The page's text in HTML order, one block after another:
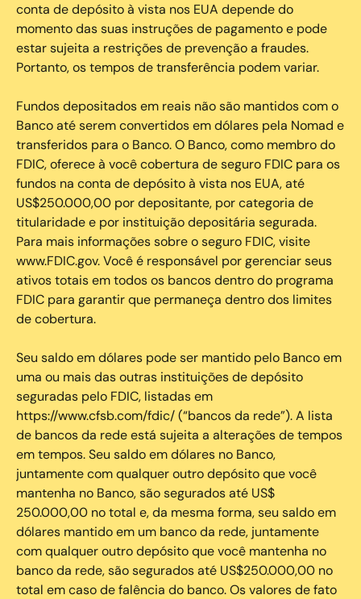
conta de depósito à vista nos EUA depende do
momento das suas instruções de pagamento e pode
estar sujeita a restrições de prevenção a fraudes.
Portanto, os tempos de transferência podem variar.
Fundos depositados em reais não são mantidos com o
Banco até serem convertidos em dólares pela Nomad e
transferidos para o Banco. O Banco, como membro do
FDIC, oferece à você cobertura de seguro FDIC para os
fundos na conta de depósito à vista nos EUA, até
US$250.000,00 por depositante, por categoria de
titularidade e por instituição depositária segurada.
Para mais informações sobre o seguro FDIC, visite
www.FDIC.gov. Você é responsável por gerenciar seus
ativos totais em todos os bancos dentro do programa
FDIC para garantir que permaneça dentro dos limites
de cobertura.
Seu saldo em dólares pode ser mantido pelo Banco em
uma ou mais das outras instituições de depósito
seguradas pelo FDIC, listadas em
https://www.cfsb.com/fdic/ (“bancos da rede”). A lista
de bancos da rede está sujeita a alterações de tempos
em tempos. Seu saldo em dólares no Banco,
juntamente com qualquer outro depósito que você
mantenha no Banco, são segurados até US$
250.000,00 no total e, da mesma forma, seu saldo em
dólares mantido em um banco da rede, juntamente
com qualquer outro depósito que você mantenha no
banco da rede, são segurados até US$250.000,00 no
total em caso de falência do banco. Os valores de fato